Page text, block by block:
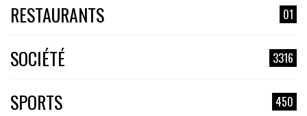
RESTAURANTS 01
SOCIÉTÉ 3316
SPORTS 450